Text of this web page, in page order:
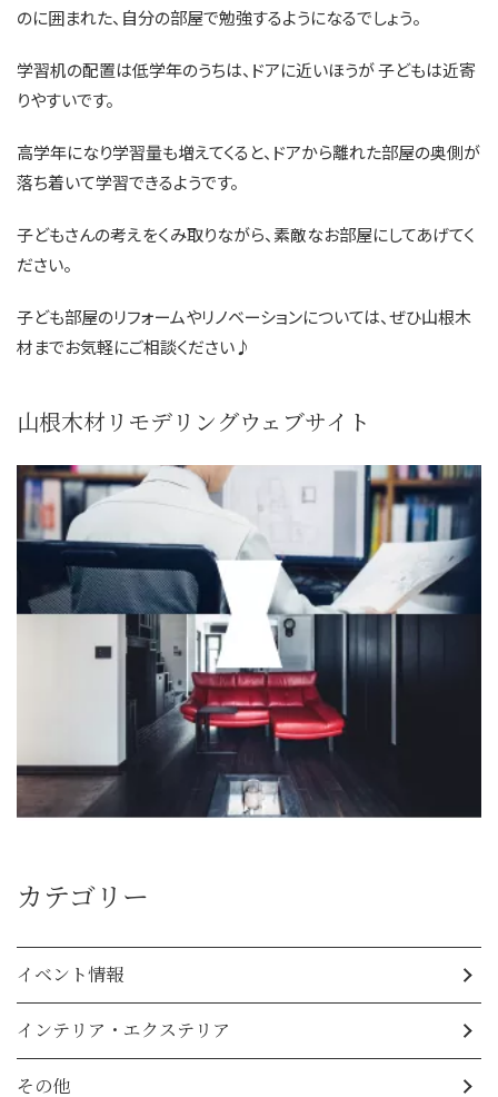
のに囲まれた、自分の部屋で勉強するようになるでしょう。
学習机の配置は低学年のうちは、ドアに近いほうが 子どもは近寄
りやすいです。
高学年になり学習量も増えてくると、ドアから離れた部屋の奥側が
落ち着いて学習できるようです。
子どもさんの考えをくみ取りながら、素敵なお部屋にしてあげてく
ださい。
子ども部屋のリフォームやリノベーションについては、ぜひ山根木
材までお気軽にご相談ください♪
山根木材リモデリングウェブサイト
カテゴリー
イベント情報
インテリア・エクステリア
その他